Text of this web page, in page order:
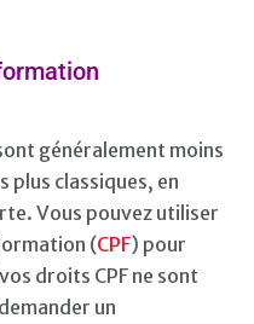
généralement moins
plus classiques, en
Vous pouvez utiliser
(CPF) pour
droits CPF ne sont
un